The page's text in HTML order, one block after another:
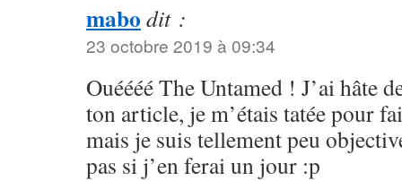
mabo dit :
23 octobre 2019 à 09:34
Ouéééé The Untamed ! J’ai hâte
ton article, je m’étais tatée pour
mais je suis tellement peu
pas si j’en ferai un jour :p